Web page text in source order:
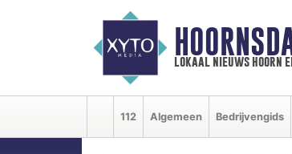
lokaal nieuws hoorn
112 Algemeen Bedrijvengids